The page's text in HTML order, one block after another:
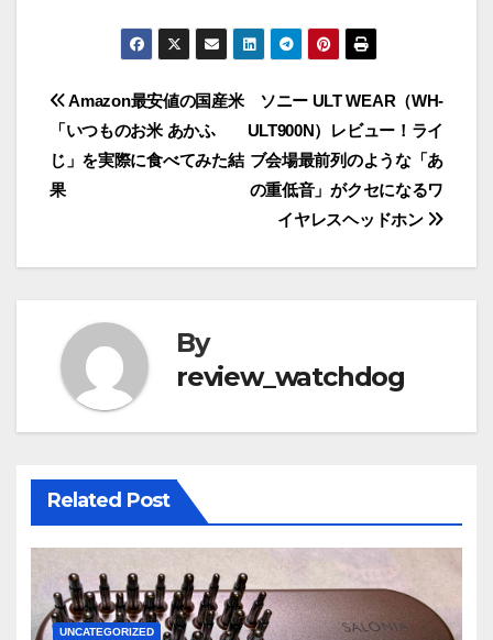
投
稿
ナ
ー
シ
ョ
ン
ソニー ULT WEAR（WH-
ULT900N）レビュー！ライ
ブ会場最前列のような「あ
の重低音」がクセになるワ
イヤレスヘッドホン
Amazon最安値の国産米
「いつものお米 あかふ
じ」を実際に食べてみた結
果
By
review_watchdog
Related Post
UNCATEGORIZED